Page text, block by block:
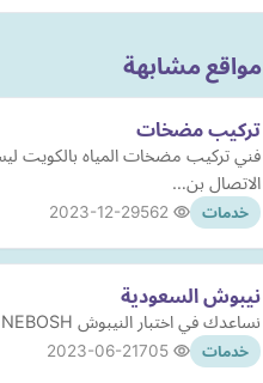
مواقع مشابهة
تركيب مضخات
فني تركيب مضخات المياه بالكويت
الاتصال بن…
خدمات 2023-12-29
نيبوش السعودية
نساعدك في اختبار النيبوش NEBOSH في السعودية اسئلة النيبوش السابقة والمستقبلية وحلول لاختبار تقييم المخاطر
خدمات 2023-06-21